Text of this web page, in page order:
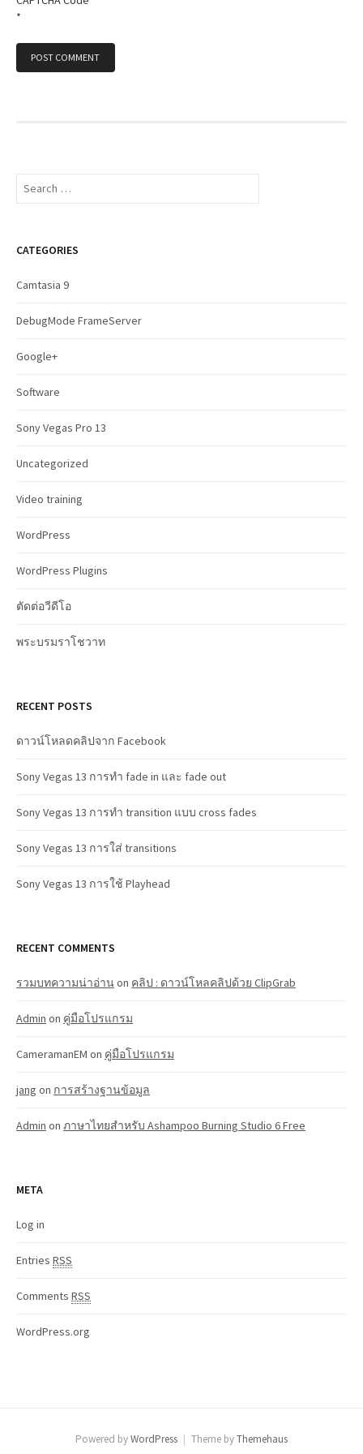
*
S
c
f
CATEGORIES
Camtasia 9
DebugMode FrameServer
Google+
Software
Sony Vegas Pro 13
Uncategorized
Video training
WordPress
WordPress Plugins
ตัดต่อวีดีโอ
พระบรมราโชวาท
RECENT POSTS
ดาวน์โหลดคลิปจาก Facebook
Sony Vegas 13 การทำ fade in และ fade out
Sony Vegas 13 การทำ transition แบบ cross fades
Sony Vegas 13 การใส่ transitions
Sony Vegas 13 การใช้ Playhead
RECENT COMMENTS
รวมบทความน่าอ่านon คลิป : ดาวน์โหลคลิปด้วย ClipGrab
Admin on คู่มือโปรแกรม
CameramanEM on คู่มือโปรแกรม
jang on การสร้างฐานข้อมูล
Admin on ภาษาไทยสำหรับ Ashampoo Burning Studio 6 Free
META
Log in
Entries RSS
Comments RSS
WordPress.org
Powered byWordPress | Theme byThemehaus